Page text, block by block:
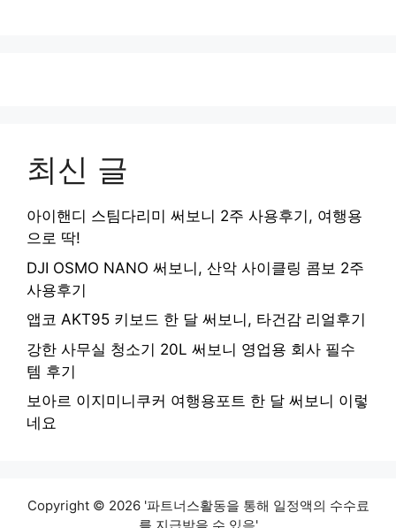
최신 글
아이핸디 스팀다리미 써보니 2주 사용후기, 여행용
으로 딱!
DJI OSMO NANO 써보니, 산악 사이클링 콤보 2주
사용후기
앱코 AKT95 키보드 한 달 써보니, 타건감 리얼후기
강한 사무실 청소기 20L 써보니 영업용 회사 필수
템 후기
보아르 이지미니쿠커 여행용포트 한 달 써보니 이렇
네요
Copyright © 2026 '파트너스활동을 통해 일정액의 수수료